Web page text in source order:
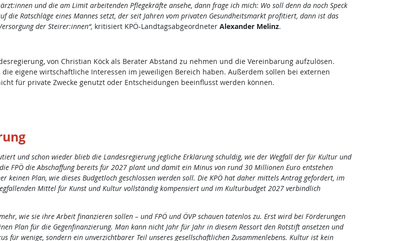
und die am Limit arbeitenden Pflegekräfte ansehe, dann frage ich mich: Wo soll denn da noch Speck
die Ratschläge eines Mannes setzt, der seit Jahren vom privaten Gesundheitsmarkt profitiert, dann ist das
der Steirer:innen“, kritisiert KPÖ-Landtagsabgeordneter Alexander Melinz.
von Christian Köck als Berater Abstand zu nehmen und die Vereinbarung aufzulösen.
eigene wirtschaftliche Interessen im jeweiligen Bereich haben. Außerdem sollen bei externen
für private Zwecke genutzt oder Entscheidungen beeinflusst werden können.
und schon wieder blieb die Landesregierung jegliche Erklärung schuldig, wie der Wegfall der für Kultur und
FPÖ die Abschaffung bereits für 2027 plant und damit ein Minus von rund 30 Millionen Euro entstehen
keinen Plan, wie dieses Budgetloch geschlossen werden soll. Die KPÖ hat daher mittels Antrag gefordert, im
Mittel für Kunst und Kultur vollständig kompensiert und im Kulturbudget 2027 verbindlich
wie sie ihre Arbeit finanzieren sollen – und FPÖ und ÖVP schauen tatenlos zu. Erst wird bei Förderungen
Plan für die Gegenfinanzierung. Man kann nicht Jahr für Jahr in diesem Ressort den Rotstift ansetzen und
für wenige, sondern ein unverzichtbarer Teil unseres gesellschaftlichen Zusammenlebens. Kultur ist kein